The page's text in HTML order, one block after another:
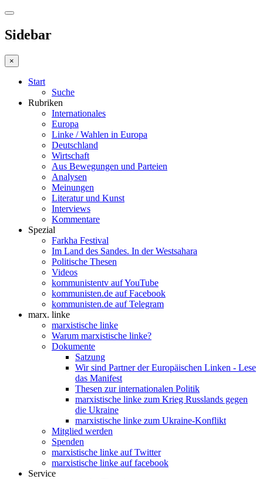
Sidebar
×
Start
Suche
Rubriken
Internationales
Europa
Linke / Wahlen in Europa
Deutschland
Wirtschaft
Aus Bewegungen und Parteien
Analysen
Meinungen
Literatur und Kunst
Interviews
Kommentare
Spezial
Farkha Festival
Im Land des Sandes. In der Westsahara
Politische Thesen
Videos
kommunistentv auf YouTube
kommunisten.de auf Facebook
kommunisten.de auf Telegram
marx. linke
marxistische linke
Warum marxistische linke?
Dokumente
Satzung
Wir sind Partner der Europäischen Linken - Lese
das Manifest
Thesen zur internationalen Politik
marxistische linke zum Krieg Russlands gegen
die Ukraine
marxistische linke zum Ukraine-Konflikt
Mitglied werden
Spenden
marxistische linke auf Twitter
marxistische linke auf facebook
Service